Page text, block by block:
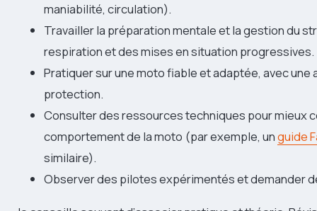
maniabilité, circulation).
Travailler la préparation mentale et la gestion du
respiration et des mises en situation progressives.
Pratiquer sur une moto fiable et adaptée, avec
protection.
Consulter des ressources techniques pour mieux
comportement de la moto (par exemple, unguide
similaire).
Observer des pilotes expérimentés et demander